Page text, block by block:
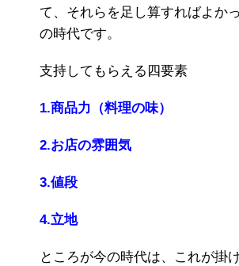
て、それらを足し算すればよか
の時代です。
支持してもらえる四要素
1.商品力（料理の味）
2.お店の雰囲気
3.値段
4.立地
ところが今の時代は、これが掛